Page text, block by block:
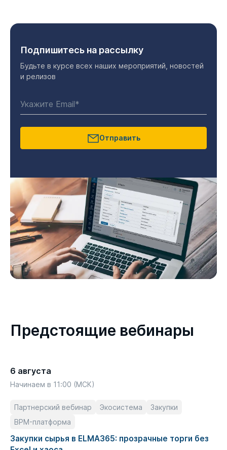
Подпишитесь на рассылку
Будьте в курсе всех наших мероприятий, новостей
и релизов
Отправить
Предстоящие вебинары
6 августа
Начинаем в 11:00 (МСК)
Партнерский вебинар Экосистема
Закупки
BPM-платформа
Закупки сырья в ELMA365: прозрачные торги без